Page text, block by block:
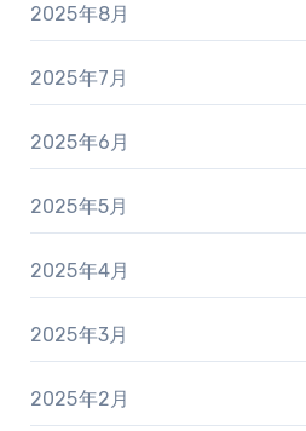
2025年8月
2025年7月
2025年6月
2025年5月
2025年4月
2025年3月
2025年2月